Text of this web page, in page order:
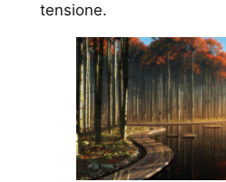
tensione.